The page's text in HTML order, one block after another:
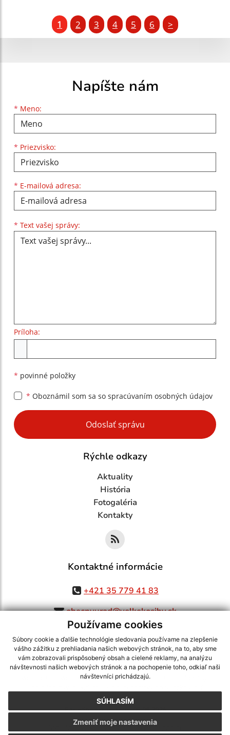
Používame cookies
Súbory cookie a ďalšie technológie sledovania používame na zlepšenie
vášho zážitku z prehliadania našich webových stránok, na to, aby sme
vám zobrazovali prispôsobený obsah a cielené reklamy, na analýzu
návštevnosti našich webových stránok a na pochopenie toho, odkiaľ naši
návštevníci prichádzajú.
SÚHLASÍM
Zmeniť moje nastavenia
1 2 3 4 5 6 >
Napíšte nám
* Meno:
Meno
* Priezvisko:
Priezvisko
* E-mailová adresa:
E-mailová adresa
* Text vašej správy:
Príloha:
* povinné položky
* Oboznámil som sa so spracúvaním osobných údajov
Google reCaptcha Response
Odoslať správu
Rýchle odkazy
Aktuality
História
Fotogaléria
Kontakty
Kontaktné informácie
+421 35 779 41 83
obecnyurad@velkekosihy.sk
využite možnosť získavania aktuálnych informácií s využitím RSS
CMS systém (redakčný) systém ECHELON 2,Mapa stránok,web portál
webex.digital, s.r.o.,domény,registrácia domény
Posledná aktualizácia:05.08.2026
Vytlačiť stránku|Vyhlásenie o prístupnosti